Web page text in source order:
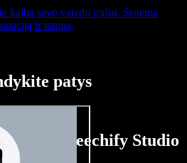
kalbą savo vaizdo įrašui. Sistema
ir tempą.
patys
su Speechify Studio